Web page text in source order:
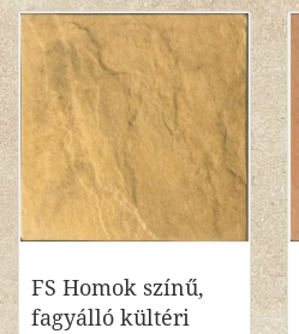
FS Homok színű,
fagyálló kültéri